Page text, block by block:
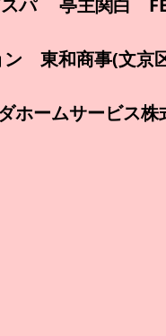
スパ 亭主関白
東和商事(文京
ームサービス株